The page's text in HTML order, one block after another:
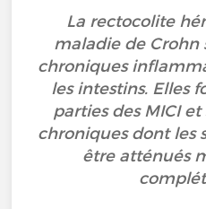
La rectocolite
maladie de Crohn
chroniques
les intestins. Elles
parties des MICI
chroniques dont les
être atténués